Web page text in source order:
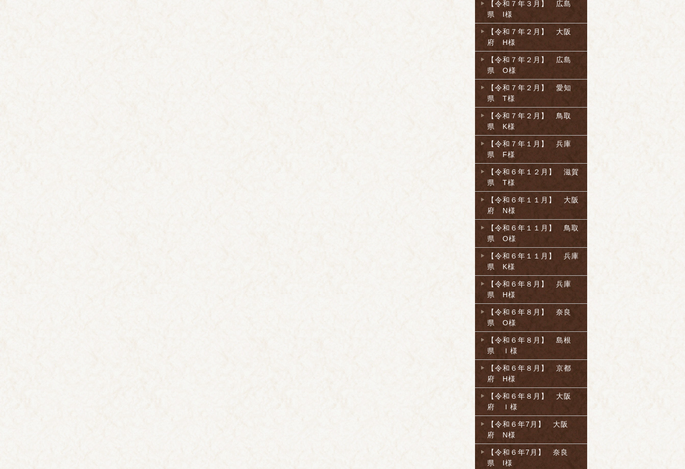
【令和７年３月】 広島
県 I様
【令和７年２月】 大阪
府 H様
【令和７年２月】 広島
県 O様
【令和７年２月】 愛知
県 T様
【令和７年２月】 鳥取
県 K様
【令和７年１月】 兵庫
県 F様
【令和６年１２月】 滋賀
県 T様
【令和６年１１月】 大阪
府 N様
【令和６年１１月】 鳥取
県 O様
【令和６年１１月】 兵庫
県 K様
【令和６年８月】 兵庫
県 H様
【令和６年８月】 奈良
県 O様
【令和６年８月】 島根
県 Ｉ様
【令和６年８月】 京都
府 H様
【令和６年８月】 大阪
府 Ｉ様
【令和６年7月】 大阪
府 N様
【令和６年7月】 奈良
県 I様